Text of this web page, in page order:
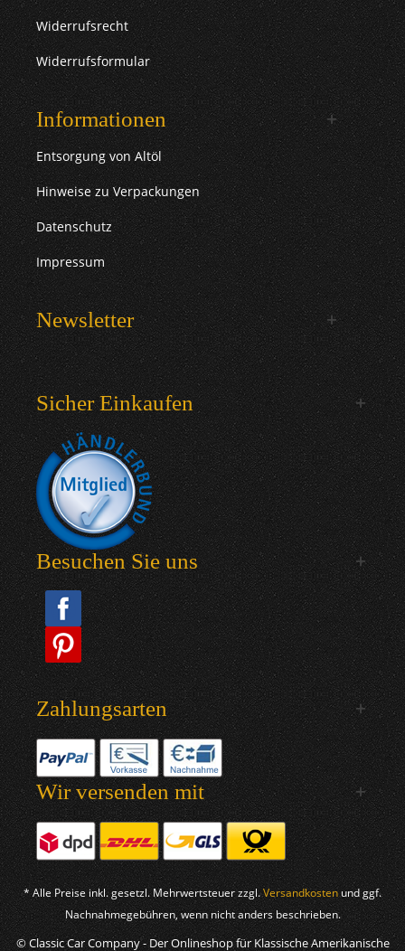
Widerrufsrecht
Widerrufsformular
Informationen
Entsorgung von Altöl
Hinweise zu Verpackungen
Datenschutz
Impressum
Newsletter
Sicher Einkaufen
Besuchen Sie uns
Zahlungsarten
Wir versenden mit
* Alle Preise inkl. gesetzl. Mehrwertsteuer zzgl.Versandkosten und ggf.
Nachnahmegebühren, wenn nicht anders beschrieben.
© Classic Car Company - Der Onlineshop für Klassische Amerikanische